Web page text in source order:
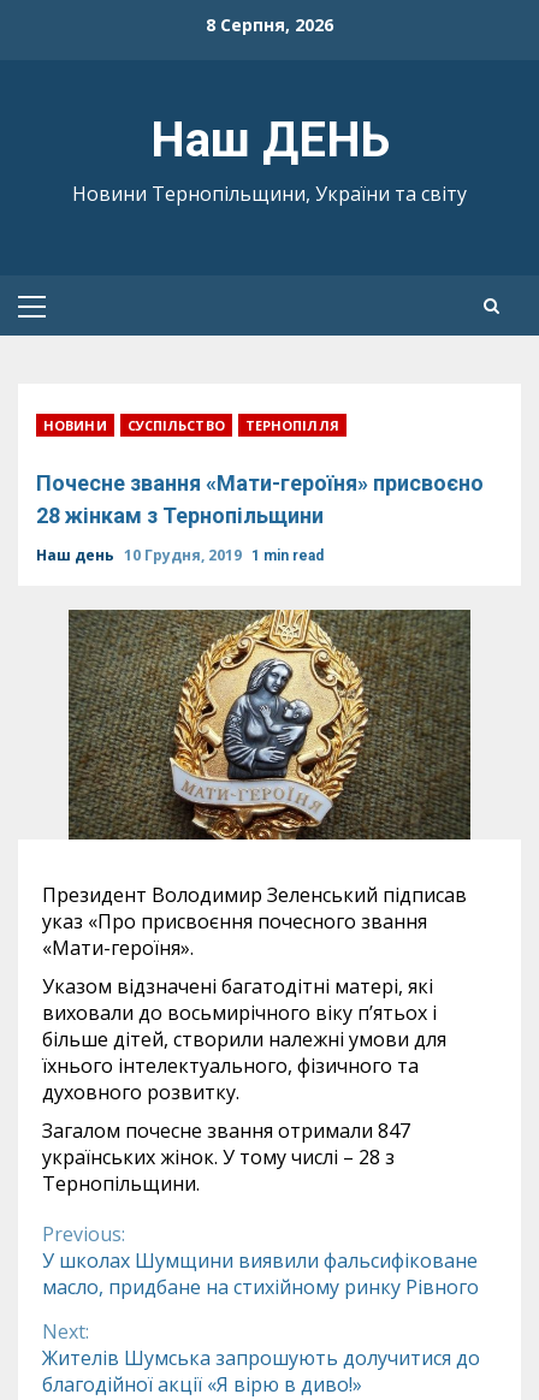
8 Серпня, 2026
Наш ДЕНЬ
Новини Тернопільщини, України та світу
Primary
НОВИНИ СУСПІЛЬСТВО ТЕРНОПІЛЛЯ
Почесне звання «Мати-героїня» присвоєно
28 жінкам з Тернопільщини
Наш день 10 Грудня, 2019 1 min read
Президент Володимир Зеленський підписав
указ «Про присвоєння почесного звання
«Мати-героїня».
Указом відзначені багатодітні матері, які
виховали до восьмирічного віку п’ятьох і
більше дітей, створили належні умови для
їхнього інтелектуального, фізичного та
духовного розвитку.
Загалом почесне звання отримали 847
українських жінок. У тому числі – 28 з
Тернопільщини.
Continue
Reading
Previous:
У школах Шумщини виявили фальсифіковане
масло, придбане на стихійному ринку Рівного
Next:
Жителів Шумська запрошують долучитися до
благодійної акції «Я вірю в диво!»